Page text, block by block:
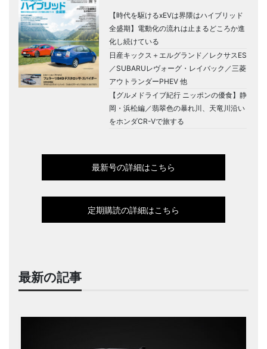
【時代を駆けるxEVは界隈はハイブリッド
全盛期】電動化の流れは止まるどころか進
化し続けている
日産キックス＋エルグランド／レクサスES
／SUBARUレヴォーグ・レイバック／三菱
アウトランダーPHEV 他
【グルメドライブ紀行 ニッポンの優食】静
岡・浜松編／翡翠色の暴れ川、天竜川沿い
をホンダCR-Vで旅する
最新号の詳細はこちら
定期購読の詳細はこちら
最新の記事